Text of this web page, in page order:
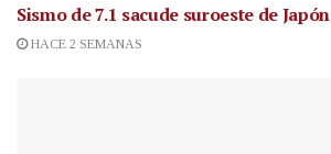
Sismo de 7.1 sacude suroeste de Japón
HACE 2 SEMANAS